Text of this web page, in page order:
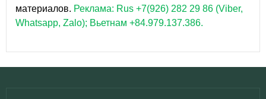
материалов. Реклама: Rus +7(926) 282 29 86 (Viber,
Whatsapp, Zalo); Вьетнам +84.979.137.386.